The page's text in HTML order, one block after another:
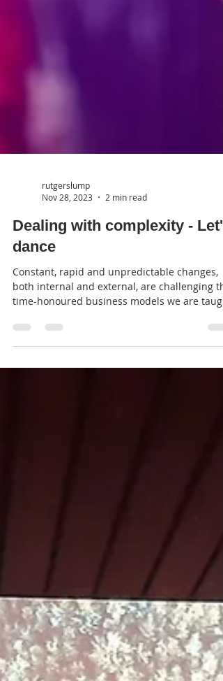
rutgerslump
Nov 28, 2023
2 min read
Dealing with complexity - Let's
dance
Constant, rapid and unpredictable changes,
both internal and external, are challenging